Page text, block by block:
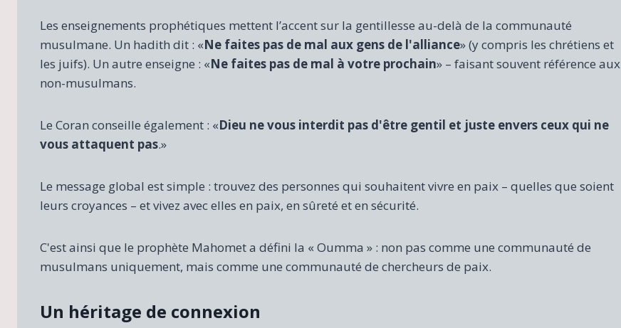
Les enseignements prophétiques mettent l’accent sur la gentillesse au-delà de la communauté
musulmane. Un hadith dit : «Ne faites pas de mal aux gens de l'alliance» (y compris les chrétiens et
les juifs). Un autre enseigne : «Ne faites pas de mal à votre prochain» – faisant souvent référence aux
non-musulmans.
Le Coran conseille également : «Dieu ne vous interdit pas d'être gentil et juste envers ceux qui ne
vous attaquent pas.»
Le message global est simple : trouvez des personnes qui souhaitent vivre en paix – quelles que soient
leurs croyances – et vivez avec elles en paix, en sûreté et en sécurité.
C'est ainsi que le prophète Mahomet a défini la « Oumma » : non pas comme une communauté de
musulmans uniquement, mais comme une communauté de chercheurs de paix.
Un héritage de connexion